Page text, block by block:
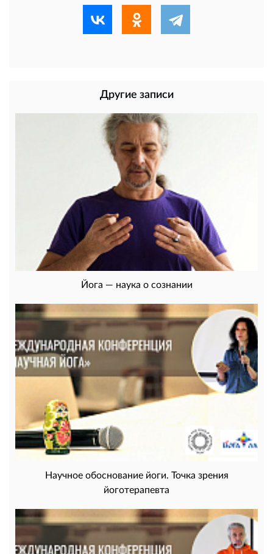
Другие записи
Йога — наука о сознании
Научное обоснование йоги. Точка зрения
йоготерапевта